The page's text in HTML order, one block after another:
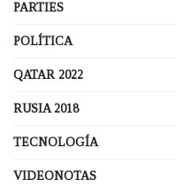
PARTIES
POLÍTICA
QATAR 2022
RUSIA 2018
TECNOLOGÍA
VIDEONOTAS